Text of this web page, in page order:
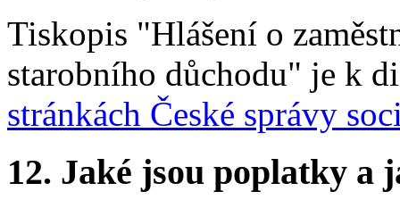
Tiskopis "Hlášení o
starobního důchodu" je k
stránkách České správy
12. Jaké jsou poplatky a